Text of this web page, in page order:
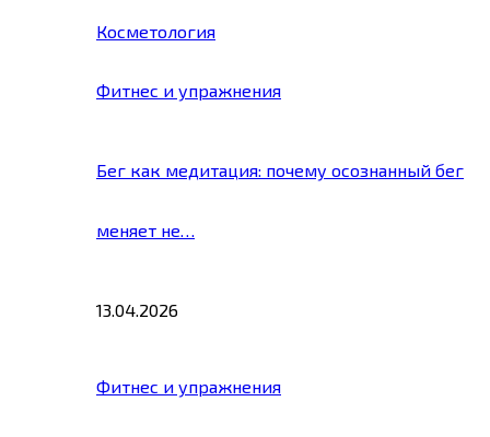
Косметология
Фитнес и упражнения
Бег как медитация: почему осознанный бег
меняет не…
13.04.2026
Фитнес и упражнения